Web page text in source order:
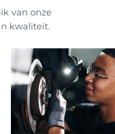
van onze
kwaliteit.